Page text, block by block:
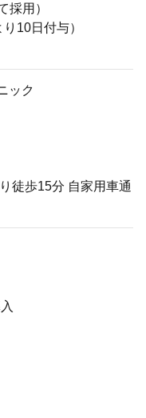
採用）
10日付与）
ック
徒歩15分 自家用車通